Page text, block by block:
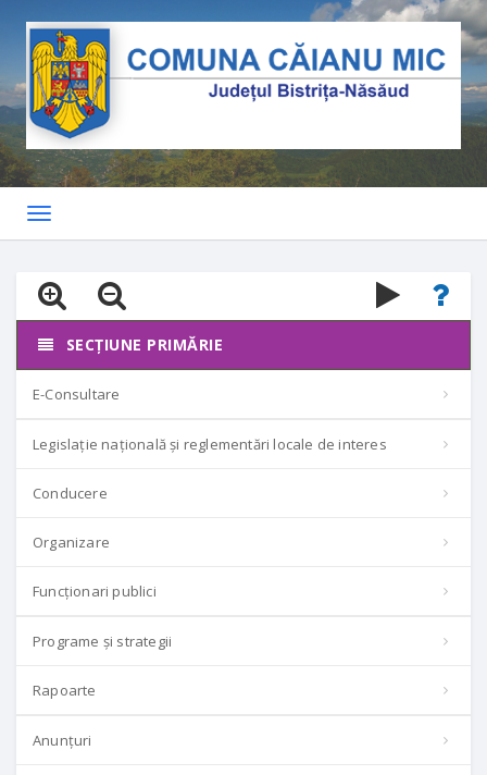
Toggle
SECȚIUNE PRIMĂRIE
E-Consultare
Legislație națională și reglementări locale de interes
Conducere
Organizare
Funcționari publici
Programe și strategii
Rapoarte
Anunțuri